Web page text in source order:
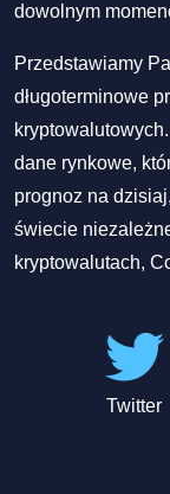
dowolnym
Przedstawiamy
długoterminowe
dane rynkowe,
prognoz na
świecie
kryptowalutach,
Twitter